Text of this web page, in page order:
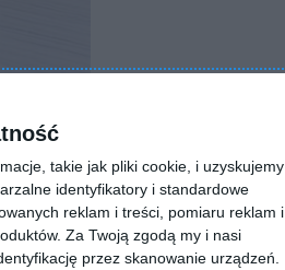
takie jak pliki cookie, i uzyskujemy
identyfikatory i standardowe
reklam i treści, pomiaru reklam i
Za Twoją zgodą my i nasi
przez skanowanie urządzeń.